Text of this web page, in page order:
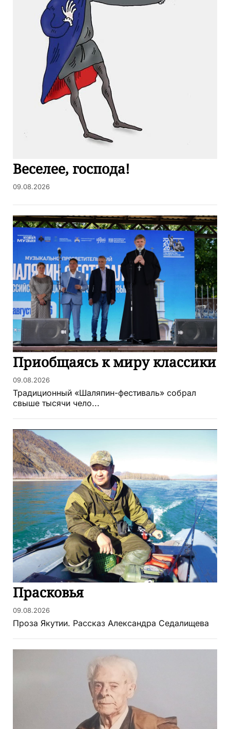
Веселее, господа!
09.08.2026
Приобщаясь к миру классики
09.08.2026
Традиционный «Шаляпин-фестиваль» собрал
свыше тысячи чело...
Прасковья
09.08.2026
Проза Якутии. Рассказ Александра Седалищева